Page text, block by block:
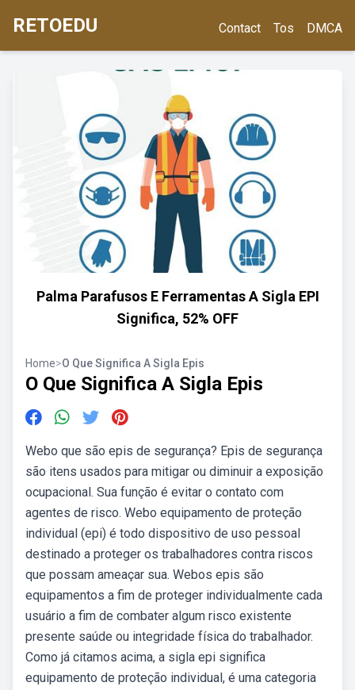
RETOEDU Contact Tos DMCA
Palma Parafusos E Ferramentas A Sigla EPI
Significa, 52% OFF
Home>O Que Significa A Sigla Epis
O Que Significa A Sigla Epis
Webo que são epis de segurança? Epis de segurança
são itens usados para mitigar ou diminuir a exposição
ocupacional. Sua função é evitar o contato com
agentes de risco. Webo equipamento de proteção
individual (epi) é todo dispositivo de uso pessoal
destinado a proteger os trabalhadores contra riscos
que possam ameaçar sua. Webos epis são
equipamentos a fim de proteger individualmente cada
usuário a fim de combater algum risco existente
presente saúde ou integridade física do trabalhador.
Como já citamos acima, a sigla epi significa
equipamento de proteção individual, é uma categoria